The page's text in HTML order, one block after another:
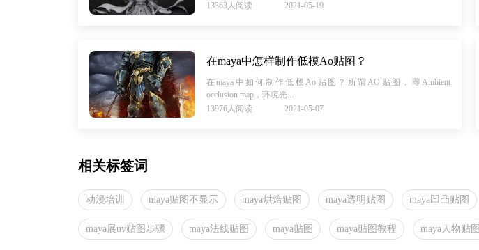
13363人阅读
2021-05-19
在maya中怎样制作低模Ao贴图？
在maya中如何制作低模Ao贴图？所谓AO贴图，即Ambient
occlusion map，环境光...
13976人阅读
2021-05-07
相关标签词
动漫培训 maya贴图不显示 maya烘焙贴图 maya透明贴图 maya凹凸贴图
maya展uv贴图步骤 maya法线贴图 maya贴图 maya贴图教程 maya人物贴图